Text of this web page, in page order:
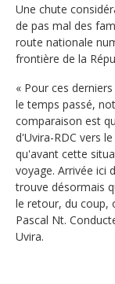
Une chute
de pas mal des
route nationale
frontière de la
« Pour ces
le temps passé,
comparaison est
d'Uvira-RDC vers
qu'avant cette
voyage. Arrivée ici
trouve désormais
le retour, du coup,
Pascal Nt.
Uvira.